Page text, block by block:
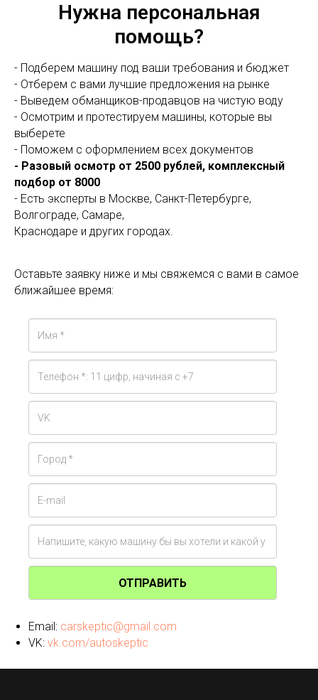
Нужна персональная
помощь?
- Подберем машину под ваши требования и бюджет
- Отберем с вами лучшие предложения на рынке
- Выведем обманщиков-продавцов на чистую воду
- Осмотрим и протестируем машины, которые вы
выберете
- Поможем с оформлением всех документов
- Разовый осмотр от 2500 рублей, комплексный
подбор от 8000
- Есть эксперты в Москве, Санкт-Петербурге,
Волгограде, Самаре,
Краснодаре и других городах.
Оставьте заявку ниже и мы свяжемся с вами в самое
ближайшее время:
ОТПРАВИТЬ
Email: carskeptic@gmail.com
VK: vk.com/autoskeptic